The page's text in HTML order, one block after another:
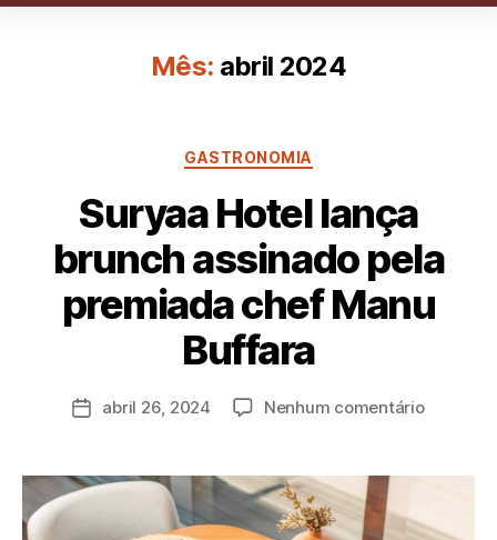
Mês: abril 2024
GASTRONOMIA
Suryaa Hotel lança
brunch assinado pela
premiada chef Manu
Buffara
P
o
r
d
abril 26, 2024 Nenhum comentário